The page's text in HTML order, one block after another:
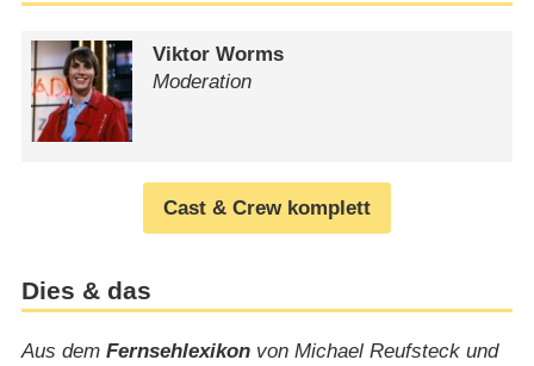
Viktor Worms
Moderation
Cast & Crew komplett
Dies & das
Aus dem Fernsehlexikonvon Michael Reufsteck und